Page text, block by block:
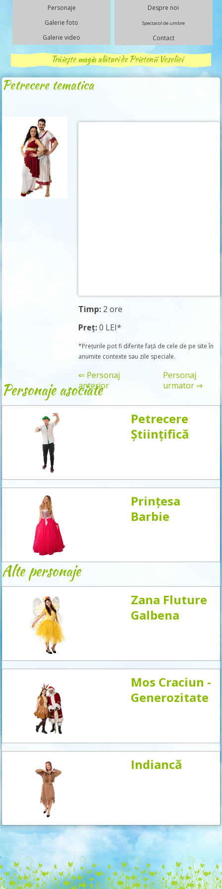
Personaje
Galerie foto
Galerie video
Despre noi
Spectacol de umbre
Contact
Trăiește magia alături de Prietenii Veseliei
Petrecere tematica
Timp: 2 ore
Preț:0 LEI*
*Prețurile pot fi diferite față de cele de pe site în
anumite contexte sau zile speciale.
Rezervă
acum
⇐ Personaj
anterior
Personaj
urmator ⇒
Personaje asociate
Petrecere
Științifică
Prințesa
Barbie
Alte personaje
Zana Fluture
Galbena
Mos Craciun -
Generozitate
Indiancă